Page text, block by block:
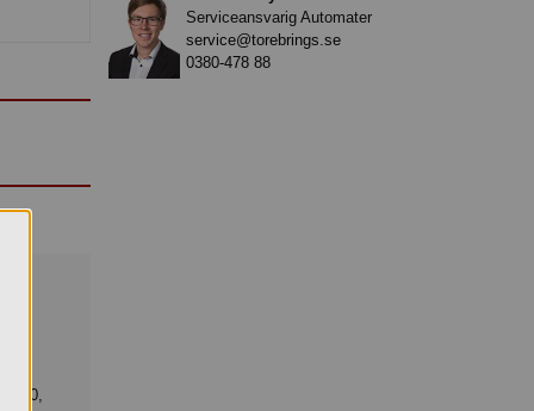
Serviceansvarig Automater
service@torebrings.se
0380-478 88